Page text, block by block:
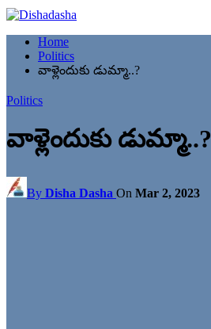
Home
Politics
వాళ్లెందుకు డుమ్మా..?
Politics
వాళ్లెందుకు డుమ్మా..?
By Disha Dasha On Mar 2, 2023